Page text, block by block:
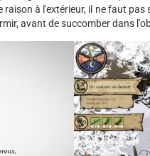
à l'extérieur, il ne faut pas
avant de succomber dans